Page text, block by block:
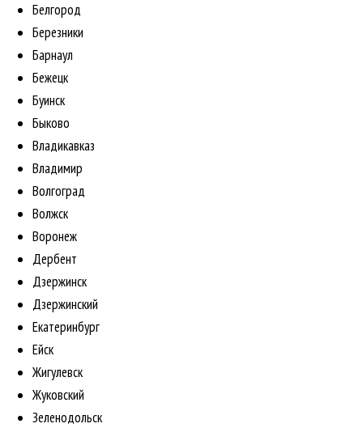
Белгород
Березники
Барнаул
Бежецк
Буинск
Быково
Владикавказ
Владимир
Волгоград
Волжск
Воронеж
Дербент
Дзержинск
Дзержинский
Екатеринбург
Ейск
Жигулевск
Жуковский
Зеленодольск